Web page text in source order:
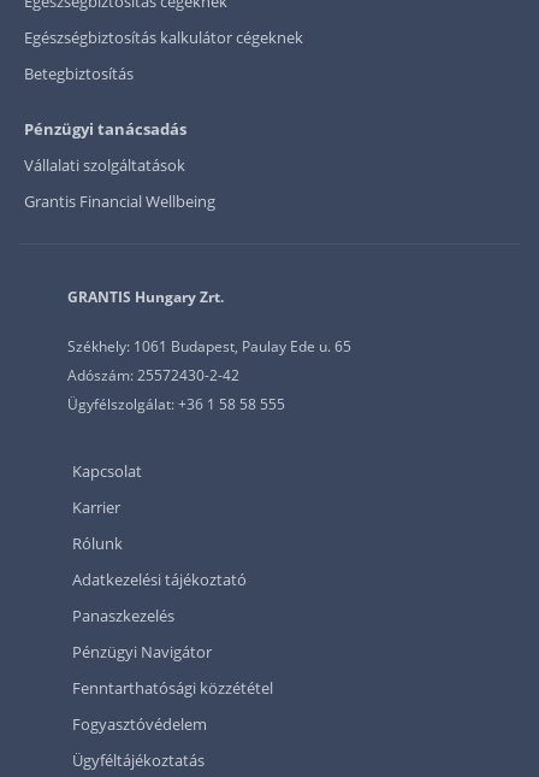
Egészségbiztosítás kalkulátor cégeknek
Betegbiztosítás
Pénzügyi tanácsadás
Vállalati szolgáltatások
Grantis Financial Wellbeing
GRANTIS Hungary Zrt.
Székhely: 1061 Budapest, Paulay Ede u. 65
Adószám: 25572430-2-42
Ügyfélszolgálat: +36 1 58 58 555
Kapcsolat
Karrier
Rólunk
Adatkezelési tájékoztató
Panaszkezelés
Pénzügyi Navigátor
Fenntarthatósági közzététel
Fogyasztóvédelem
Ügyféltájékoztatás